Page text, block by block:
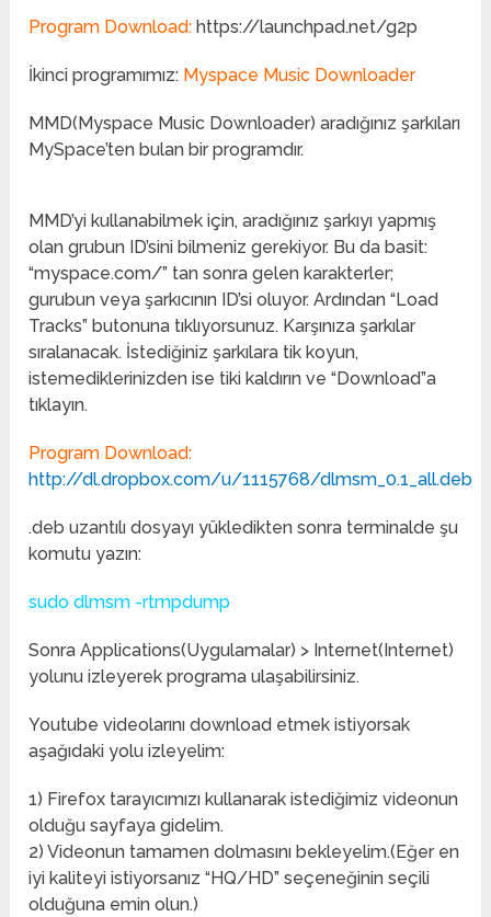
Program Download: https://launchpad.net/g2p
İkinci programımız: Myspace Music Downloader
MMD(Myspace Music Downloader) aradığınız şarkıları
MySpace’ten bulan bir programdır.
MMD’yi kullanabilmek için, aradığınız şarkıyı yapmış
olan grubun ID’sini bilmeniz gerekiyor. Bu da basit:
“myspace.com/” tan sonra gelen karakterler;
gurubun veya şarkıcının ID’si oluyor. Ardından “Load
Tracks” butonuna tıklıyorsunuz. Karşınıza şarkılar
sıralanacak. İstediğiniz şarkılara tik koyun,
istemediklerinizden ise tiki kaldırın ve “Download”a
tıklayın.
Program Download:
http://dl.dropbox.com/u/1115768/dlmsm_0.1_all.deb
.deb uzantılı dosyayı yükledikten sonra terminalde şu
komutu yazın:
sudo dlmsm -rtmpdump
Sonra Applications(Uygulamalar) > Internet(Internet)
yolunu izleyerek programa ulaşabilirsiniz.
Youtube videolarını download etmek istiyorsak
aşağıdaki yolu izleyelim:
1) Firefox tarayıcımızı kullanarak istediğimiz videonun
olduğu sayfaya gidelim.
2) Videonun tamamen dolmasını bekleyelim.(Eğer en
iyi kaliteyi istiyorsanız “HQ/HD” seçeneğinin seçili
olduğuna emin olun.)